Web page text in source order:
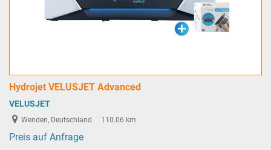
Hydrojet VELUSJET Advanced
VELUSJET
Wenden, Deutschland 110.06 km
Preis auf Anfrage